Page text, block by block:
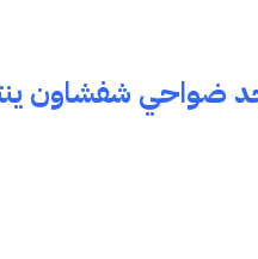
ضواحي شفشاون